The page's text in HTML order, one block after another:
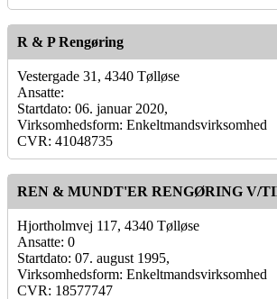
R & P Rengøring
Vestergade 31, 4340 Tølløse
Ansatte:
Startdato: 06. januar 2020,
Virksomhedsform: Enkeltmandsvirksomhed
CVR: 41048735
REN & MUNDT'ER RENGØRING V/
Hjortholmvej 117, 4340 Tølløse
Ansatte: 0
Startdato: 07. august 1995,
Virksomhedsform: Enkeltmandsvirksomhed
CVR: 18577747